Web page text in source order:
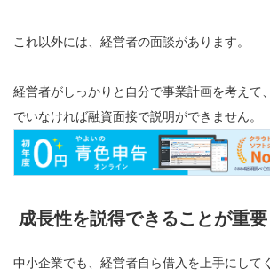
これ以外には、経営者の面談があります。
経営者がしっかりと自分で事業計画を考えて
でいなければ融資面接で説明ができません。
成長性を説得できることが重要
中小企業でも、経営者自ら借入を上手にして